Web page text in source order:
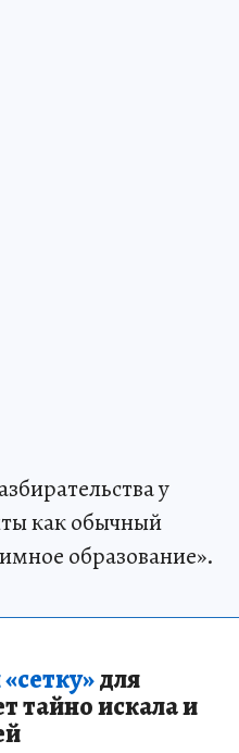
у
как обычный
образование».
для
тайно искала и